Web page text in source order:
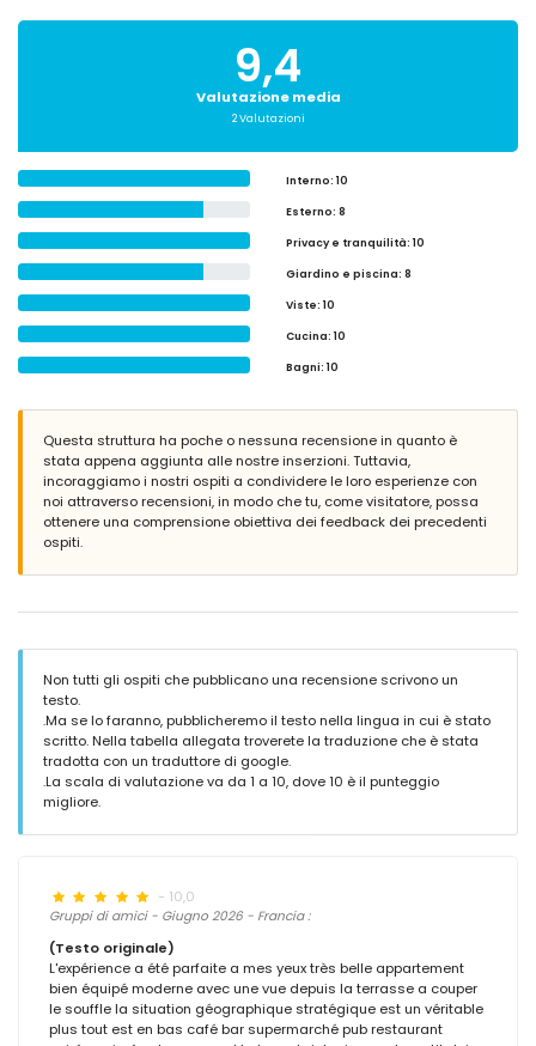
9,4
Valutazione media
2 Valutazioni
Interno: 10
Esterno: 8
Privacy e tranquilità: 10
Giardino e piscina: 8
Viste: 10
Cucina: 10
Bagni: 10
Questa struttura ha poche o nessuna recensione in quanto è
stata appena aggiunta alle nostre inserzioni. Tuttavia,
incoraggiamo i nostri ospiti a condividere le loro esperienze con
noi attraverso recensioni, in modo che tu, come visitatore, possa
ottenere una comprensione obiettiva dei feedback dei precedenti
ospiti.
Non tutti gli ospiti che pubblicano una recensione scrivono un
testo.
.Ma se lo faranno, pubblicheremo il testo nella lingua in cui è stato
scritto. Nella tabella allegata troverete la traduzione che è stata
tradotta con un traduttore di google.
.La scala di valutazione va da 1 a 10, dove 10 è il punteggio
migliore.
- 10,0
Gruppi di amici - Giugno 2026 - Francia :
(Testo originale)
L'expérience a été parfaite a mes yeux très belle appartement
bien équipé moderne avec une vue depuis la terrasse a couper
le souffle la situation géographique stratégique est un véritable
plus tout est en bas café bar supermarché pub restaurant